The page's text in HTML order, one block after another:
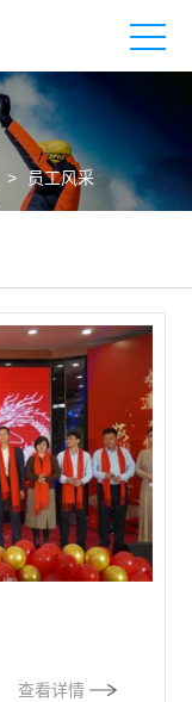
> 员工风采
查看详情